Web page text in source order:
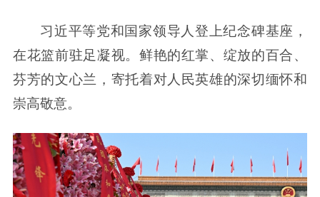
习近平等党和国家领导人登上纪念碑基座，
在花篮前驻足凝视。鲜艳的红掌、绽放的百合、
芬芳的文心兰，寄托着对人民英雄的深切缅怀和
崇高敬意。